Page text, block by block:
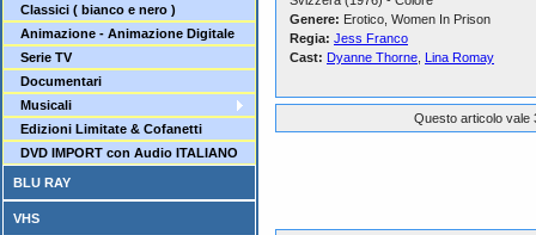
Classici ( bianco e nero )
Animazione - Animazione Digitale
Serie TV
Documentari
Musicali
Edizioni Limitate & Cofanetti
DVD IMPORT con Audio ITALIANO
BLU RAY
VHS
Genere: Erotico, Women In Prison
Regia: Jess Franco
Cast: Dyanne Thorne Lina Romay
Questo articolo vale